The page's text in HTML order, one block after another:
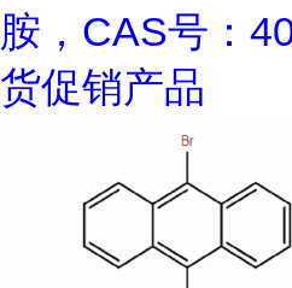
胺，CAS号：
货促销产品